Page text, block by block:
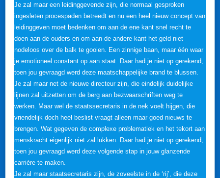
Je zal maar een leidinggevende zijn, die normaal gesproken
ingesleten procespaden betreedt en nu een heel nieuw concept van
leidinggeven moet bedenken om aan de ene kant snel recht te
doen aan de ouders en om aan de andere kant het geld niet
nodeloos over de balk te gooien. Een zinnige baan, maar één waar
je emotioneel constant op aan staat. Daar had je niet op gerekend,
toen jou gevraagd werd deze maatschappelijke brand te blussen.
Je zal maar net de nieuwe directeur zijn, die eindelijk duidelijke
lijnen zal uitzetten om de berg aan bezwaarschriften weg te
werken. Maar wel de staatssecretaris in de nek voelt hijgen, die
vriendelijk doch heel beslist vraagt alleen maar goed nieuws te
brengen. Wat gegeven de complexe problematiek en het tekort aan
menskracht eigenlijk niet zal lukken. Daar had je niet op gerekend,
toen jou gevraagd werd deze volgende stap in jouw glanzende
carrière te maken.
Je zal maar staatsecretaris zijn, de zoveelste in de ‘rij’, die deze